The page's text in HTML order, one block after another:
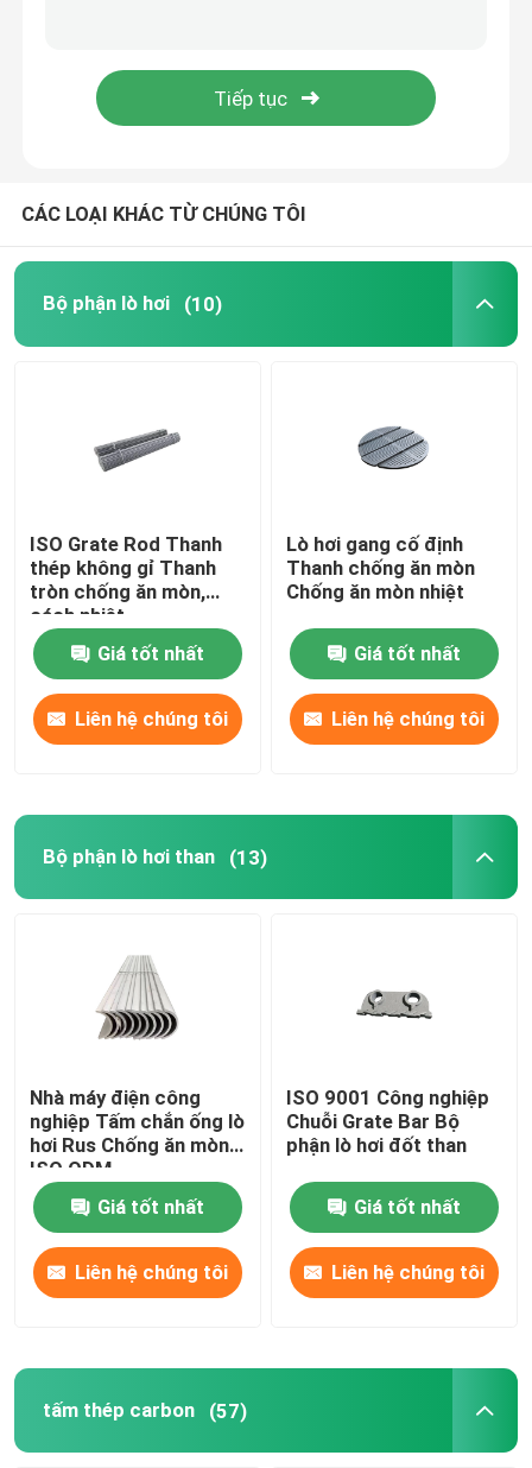
Vòi phun khí lò hơi
Thanh thép tròn
Bánh xe xích con lăn
Lò hơi cố định Grate
CÁC LOẠI KHÁC TỪ CHÚNG TÔI
Bộ phận lò hơi (10)
ISO Grate Rod Thanh
thép không gỉ Thanh
tròn chống ăn mòn,
cách nhiệt
Giá tốt nhất
Liên hệ chúng tôi
Lò hơi gang cố định
Thanh chống ăn mòn
Chống ăn mòn nhiệt
Giá tốt nhất
Liên hệ chúng tôi
Bộ phận lò hơi than (13)
Nhà máy điện công
nghiệp Tấm chắn ống lò
hơi Rus Chống ăn mòn
ISO ODM
Giá tốt nhất
Liên hệ chúng tôi
ISO 9001 Công nghiệp
Chuỗi Grate Bar Bộ
phận lò hơi đốt than
Giá tốt nhất
Liên hệ chúng tôi
tấm thép carbon (57)